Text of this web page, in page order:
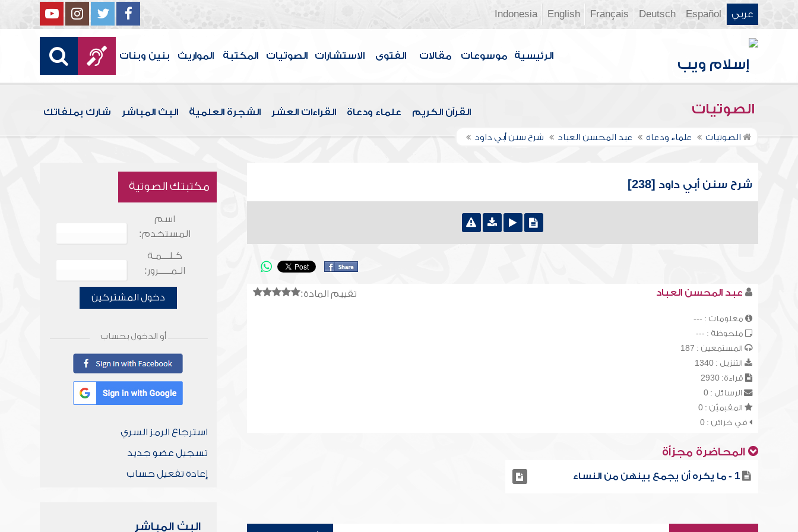
عربي Español
Deutsch
Français
English
Indonesia
الرئيسية موسوعات مقالات الفتوى الاستشارات الصوتيات المكتبة المواريث بنين وبنات
الصوتيات القرآن الكريم علماء ودعاة القراءات العشر الشجرة العلمية البث المباشر شارك بملفاتك
الصوتيات علماء ودعاة عبد المحسن العباد شرح سنن أبي داود
شرح سنن أبي داود [238]
تقييم المادة: عبد المحسن العباد
معلومات : ---
ملحوظة : ---
المستمعين : 187
التنزيل : 1340
قراءة: 2930
الرسائل : 0
المقيميّن : 0
في خزائن : 0
المحاضرة مجزأة
1 - ما يكره أن يجمع بينهن من النساء
مكتبتك الصوتية
اسم
المستخدم:
كـلـــمـة
الـمـــــرور:
دخول المشتركين
أو الدخول بحساب
استرجاع الرمز السري
تسجيل عضو جديد
إعادة تفعيل حساب
البث المباشر